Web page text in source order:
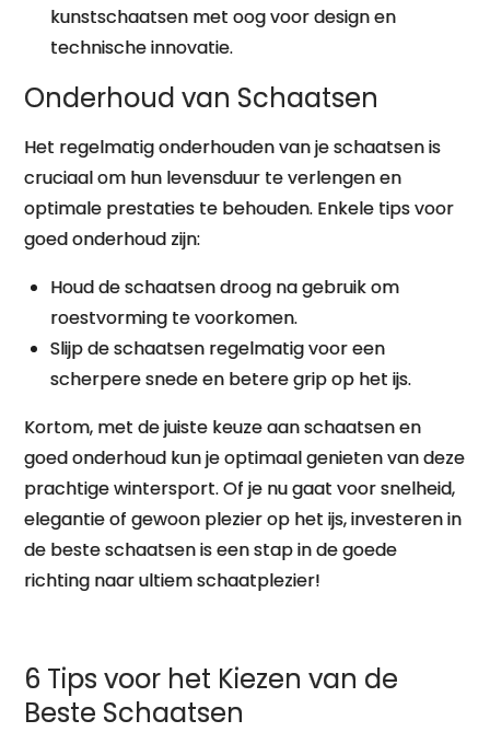
kunstschaatsen met oog voor design en
technische innovatie.
Onderhoud van Schaatsen
Het regelmatig onderhouden van je schaatsen is
cruciaal om hun levensduur te verlengen en
optimale prestaties te behouden. Enkele tips voor
goed onderhoud zijn:
Houd de schaatsen droog na gebruik om
roestvorming te voorkomen.
Slijp de schaatsen regelmatig voor een
scherpere snede en betere grip op het ijs.
Kortom, met de juiste keuze aan schaatsen en
goed onderhoud kun je optimaal genieten van deze
prachtige wintersport. Of je nu gaat voor snelheid,
elegantie of gewoon plezier op het ijs, investeren in
de beste schaatsen is een stap in de goede
richting naar ultiem schaatplezier!
6 Tips voor het Kiezen van de
Beste Schaatsen